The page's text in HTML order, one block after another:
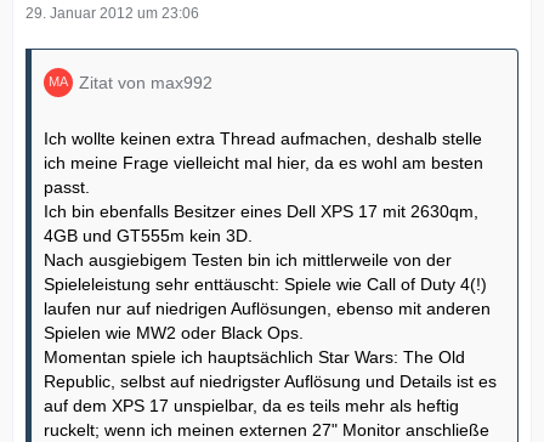
29. Januar 2012 um 23:06
Zitat von max992
Ich wollte keinen extra Thread aufmachen, deshalb stelle
ich meine Frage vielleicht mal hier, da es wohl am besten
passt.
Ich bin ebenfalls Besitzer eines Dell XPS 17 mit 2630qm,
4GB und GT555m kein 3D.
Nach ausgiebigem Testen bin ich mittlerweile von der
Spieleleistung sehr enttäuscht: Spiele wie Call of Duty 4(!)
laufen nur auf niedrigen Auflösungen, ebenso mit anderen
Spielen wie MW2 oder Black Ops.
Momentan spiele ich hauptsächlich Star Wars: The Old
Republic, selbst auf niedrigster Auflösung und Details ist es
auf dem XPS 17 unspielbar, da es teils mehr als heftig
ruckelt; wenn ich meinen externen 27" Monitor anschließe